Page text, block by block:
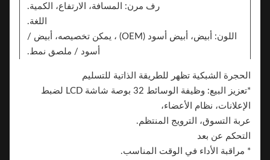
رف مرن: المسافة، الارتفاع، الكمية.
اللون: أبيض، أبيض أسود (OEM) ، يمكن تخصيصه، أبيض /
أسود / ملصق نمط.
العلامة التجارية.
الحجرة الشبكية تظهر للطريقة الذاتية للتسليم
*تعزيز البيع: وظيفة الوسائط 32 بوصة شاشة LCD لضبط
الإعلانات، نظام الأعضاء،
عربة التسوق، الترويج المنتظم.
التحكم عن بعد
* مراقبة الأداء في الوقت المناسب.